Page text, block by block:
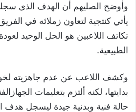
وأوضح الصليهم أن الهدف الذي
يأتي كنتجية لتعاون زملائه في
تكاتف اللاعبين هو الحل الوحيد
الطبيعية.
وكشف اللاعب عن عدم جاهزيته
بدايتها، لكنه ألتزم بتعليمات
حالة فنية وبدنية جيدة ليسجل هدف